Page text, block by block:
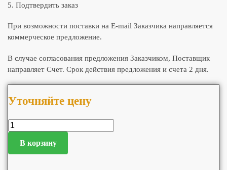
5. Подтвердить заказ
При возможности поставки на E-mail Заказчика направляется
коммерческое предложение.
В случае согласования предложения Заказчиком, Поставщик
направляет Счет. Срок действия предложения и счета 2 дня.
Уточняйте цену
В корзину